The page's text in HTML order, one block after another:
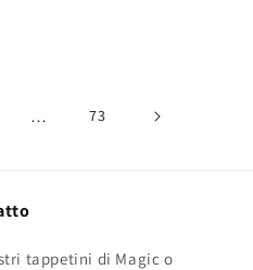
… 73
tappetini di Magic o